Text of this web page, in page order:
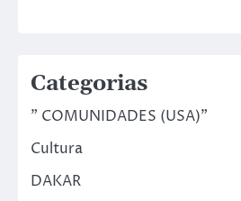
Categorias
" COMUNIDADES (USA)"
Cultura
DAKAR